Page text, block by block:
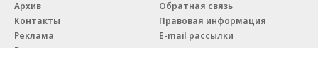
Архив
Контакты
Реклама
Вакансии
Обратная связь
Правовая информация
E-mail рассылки